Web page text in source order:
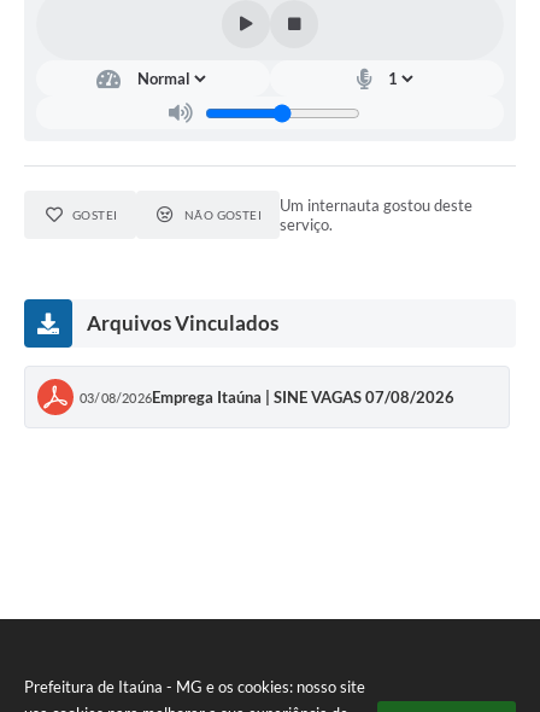
Prefeitura de Itaúna - MG e os cookies: nosso site
GOSTEI NÃO GOSTEI
Um internauta gostou deste
serviço.
Arquivos Vinculados
03/08/2026Emprega Itaúna | SINE VAGAS 07/08/2026